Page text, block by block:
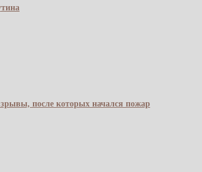
после которых начался пожар